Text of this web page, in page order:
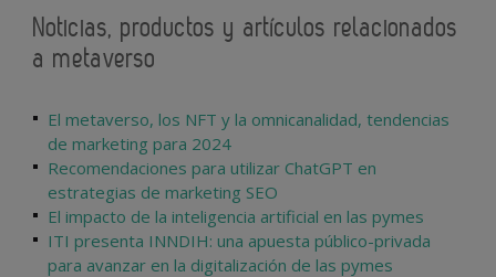
Noticias, productos y artículos relacionados
a metaverso
El metaverso, los NFT y la omnicanalidad, tendencias
de marketing para 2024
Recomendaciones para utilizar ChatGPT en
estrategias de marketing SEO
El impacto de la inteligencia artificial en las pymes
ITI presenta INNDIH: una apuesta público-privada
para avanzar en la digitalización de las pymes